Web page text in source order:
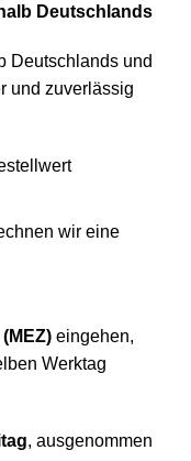
Deutschlands
Deutschlands und
und zuverlässig
wir eine
eingehen,
Werktag
, ausgenommen